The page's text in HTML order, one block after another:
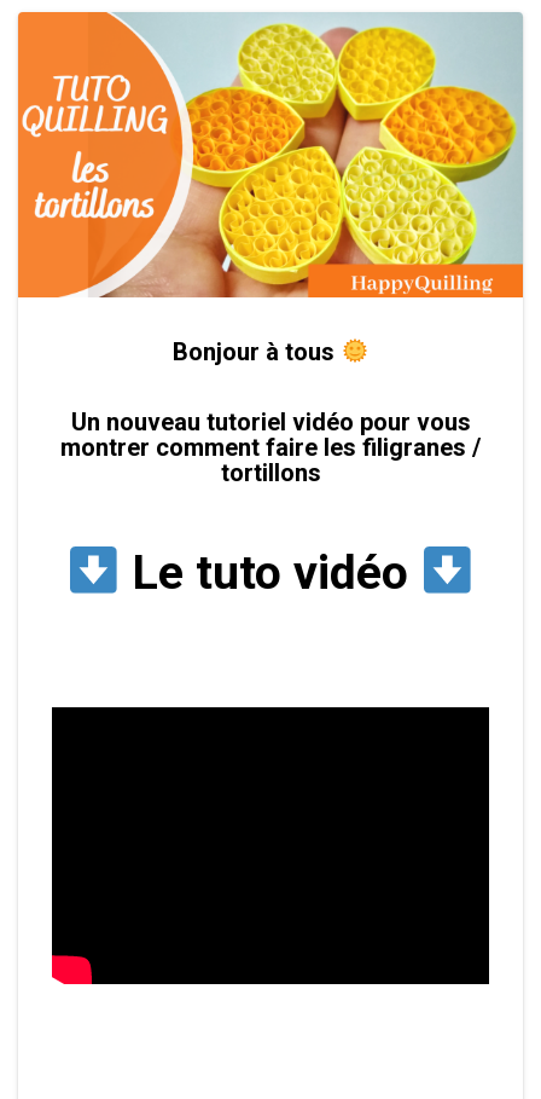
Bonjour à tous
Un nouveau tutoriel vidéo pour vous
montrer comment faire les filigranes /
tortillons
Le tuto vidéo